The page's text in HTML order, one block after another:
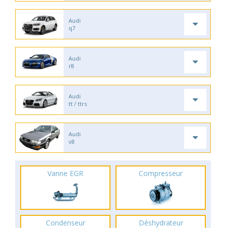
Audi
q7
Audi
r8
Audi
tt / ttrs
Audi
v8
Vanne EGR Compresseur
Condenseur Déshydrateur